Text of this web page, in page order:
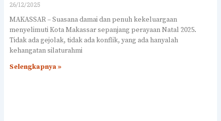
26/12/2025
MAKASSAR – Suasana damai dan penuh kekeluargaan
menyelimuti Kota Makassar sepanjang perayaan Natal 2025.
Tidak ada gejolak, tidak ada konflik, yang ada hanyalah
kehangatan silaturahmi
Selengkapnya »